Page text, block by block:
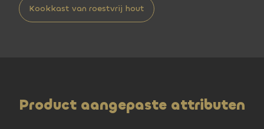
Kookkast van roestvrij hout
Product aangepaste attributen